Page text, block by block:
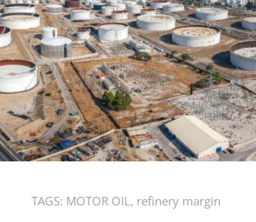
TAGS: MOTOR OIL , refinery margin